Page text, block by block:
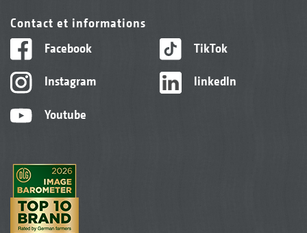
Contact et informations
Facebook
Instagram
Youtube
TikTok
linkedIn